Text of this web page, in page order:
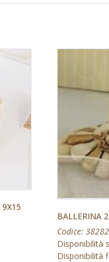
BALLERINA
Codice:
Disponibilità
Disponibilità